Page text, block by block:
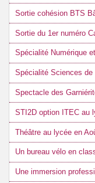
Sortie cohésion BTS
Sortie du 1er numéro
Spécialité Numérique
Spécialité Sciences de
Spectacle des
STI2D option ITEC au
Théâtre au lycée en
Un bureau vélo en
Une immersion